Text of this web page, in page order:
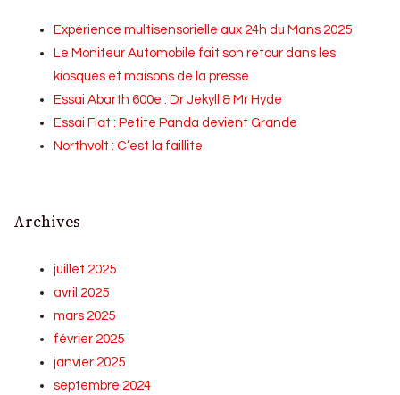
Expérience multisensorielle aux 24h du Mans 2025
Le Moniteur Automobile fait son retour dans les
kiosques et maisons de la presse
Essai Abarth 600e : Dr Jekyll & Mr Hyde
Essai Fiat : Petite Panda devient Grande
Northvolt : C’est la faillite
Archives
juillet 2025
avril 2025
mars 2025
février 2025
janvier 2025
septembre 2024